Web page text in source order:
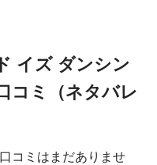
イズ ダンシン
コミ（ネタバレ
コミはまだありませ